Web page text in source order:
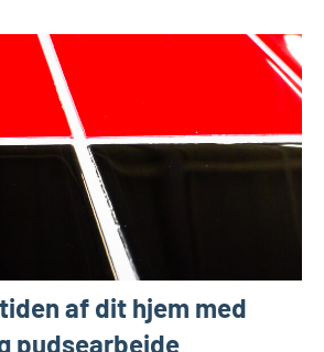
af dit hjem med
pudsearbejde